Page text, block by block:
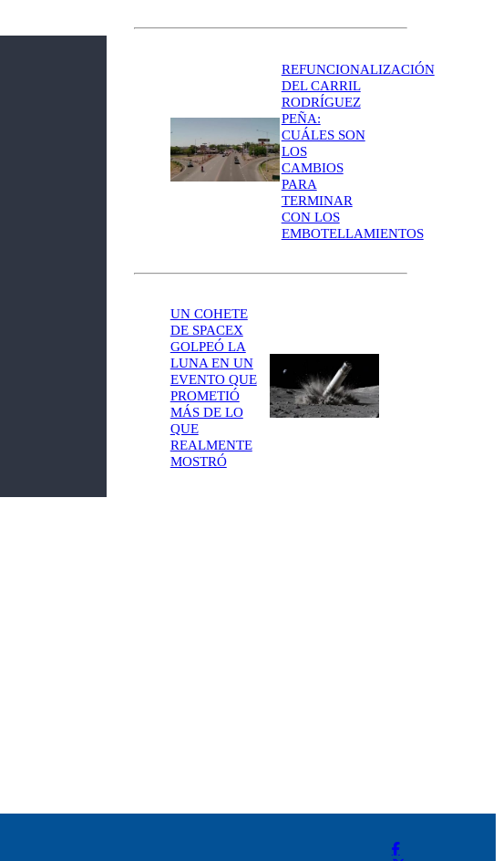
REFUNCIONALIZACIÓN
DEL CARRIL
RODRÍGUEZ
PEÑA:
CUÁLES SON
LOS
CAMBIOS
PARA
TERMINAR
CON LOS
EMBOTELLAMIENTOS
UN COHETE
DE SPACEX
GOLPEÓ LA
LUNA EN UN
EVENTO QUE
PROMETIÓ
MÁS DE LO
QUE
REALMENTE
MOSTRÓ